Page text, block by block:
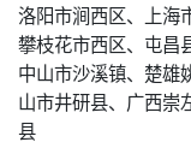
洛阳市涧西区、上海
攀枝花市西区、屯昌
中山市沙溪镇、楚雄
山市井研县、广西崇
县